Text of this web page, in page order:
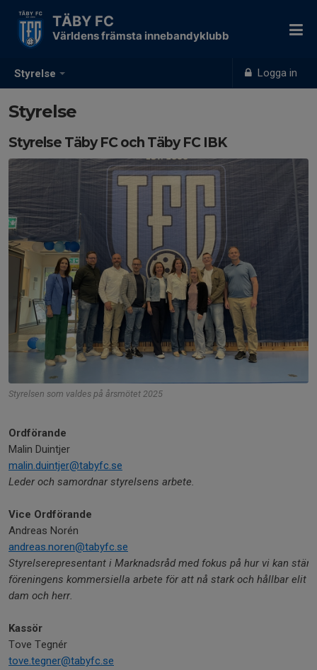
Styrelse Logga in
TÄBY FC
Världens främsta innebandyklubb
Styrelse
Styrelse Täby FC och Täby FC IBK
Styrelsen som valdes på årsmötet 2025
Ordförande
Malin Duintjer
malin.duintjer@tabyfc.se
Leder och samordnar styrelsens arbete.
Vice Ordförande
Andreas Norén
andreas.noren@tabyfc.se
Styrelserepresentant i Marknadsråd med fokus på hur vi kan
föreningens kommersiella arbete för att nå stark och hållbar elit
dam och herr.
Kassör
Tove Tegnér
tove.tegner@tabyfc.se